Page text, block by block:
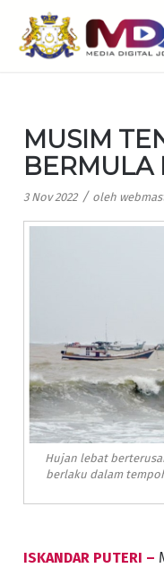
MUSIM
BERMULA
3 Nov 2022 / oleh
Hujan lebat
berlaku dalam
ISKANDAR PUTERI –